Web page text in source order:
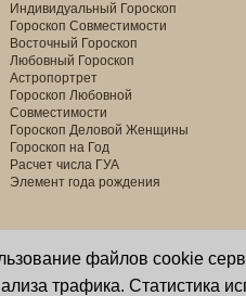
файлов cookie
трафика. Статистика
Индивидуальный Гороскоп
Гороскоп Совместимости
Восточный Гороскоп
Любовный Гороскоп
Астропортрет
Гороскоп Любовной
Совместимости
Гороскоп Деловой Женщины
Гороскоп на Год
Расчет числа ГУА
Элемент года рождения
Copyright © 2000 - 2026 Oculus
Все права защищены